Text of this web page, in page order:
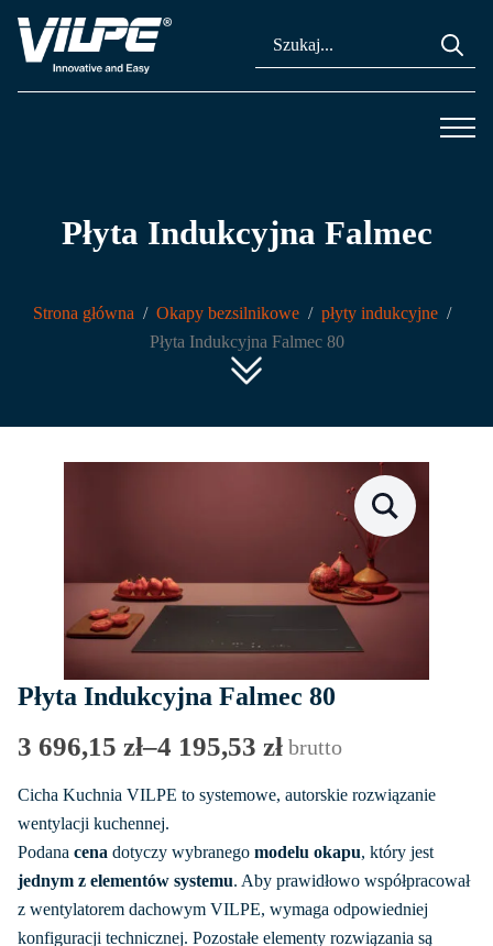
Płyta Indukcyjna Falmec
Strona główna Okapy bezsilnikowe
płyty indukcyjne
Płyta Indukcyjna Falmec 80
Płyta Indukcyjna Falmec 80
3 696,15 zł–4 195,53 zł
Zakres
cen:
od
3
696,15 zł
do
brutto
Cicha Kuchnia VILPE to systemowe, autorskie rozwiązanie
wentylacji kuchennej.
Podana cena dotyczy wybranego modelu okapu, który jest
jednym z elementów systemu. Aby prawidłowo współpracował
z wentylatorem dachowym VILPE, wymaga odpowiedniej
konfiguracji technicznej. Pozostałe elementy rozwiązania są